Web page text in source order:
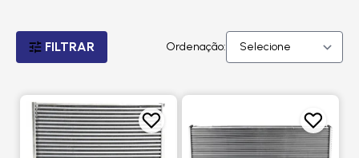
FILTRAR Ordenação: